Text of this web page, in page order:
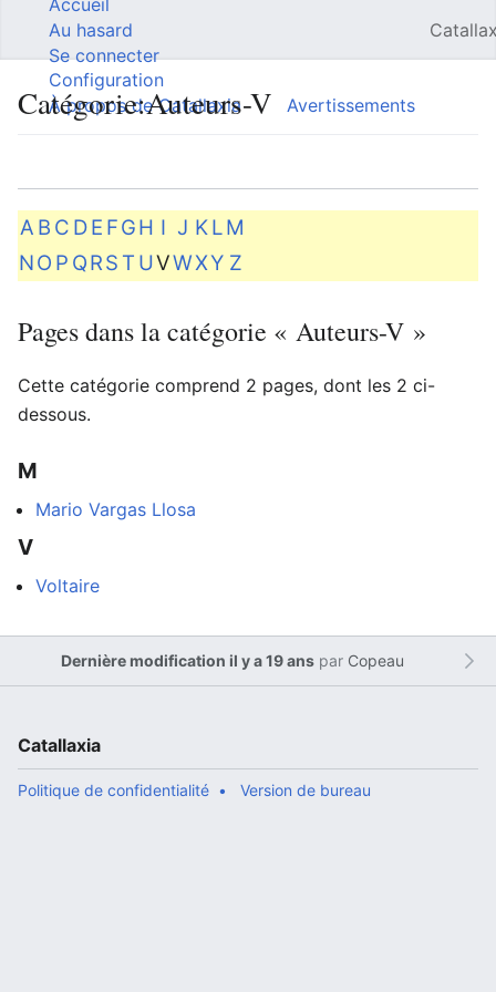
Accueil
Au hasard
Se connecter
Configuration
À propos de Catallaxia
Avertissements
Catégorie:Auteurs-V
A B C DE FGH I J KLM
NO P QRS T UVWXY Z
Pages dans la catégorie « Auteurs-V »
Cette catégorie comprend 2 pages, dont les 2 ci-
dessous.
M
Mario Vargas Llosa
V
Voltaire
Dernière modification il y a 19 anspar Copeau
Catallaxia
Politique de confidentialité Version de bureau